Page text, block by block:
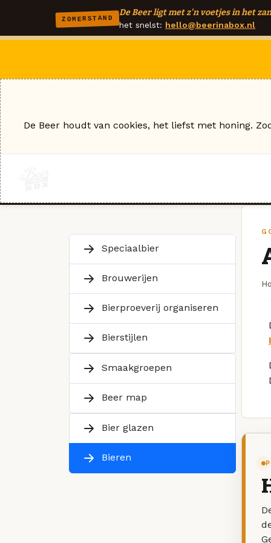
ZOMERSTAND
De Beer ligt met z'n voetjes in het
het snelst: hello@beerinabox.nl
Speciaalbier
Brouwerijen
Bierproeverij organiseren
Bierstijlen
Smaakgroepen
Beer map
Bier glazen
Bieren
De Beer houdt van cookies, het liefst met honing.